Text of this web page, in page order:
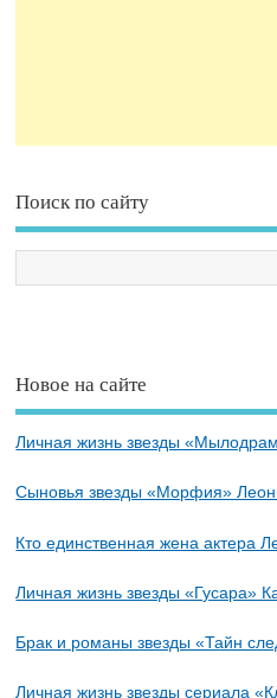
Поиск по сайту
Новое на сайте
Личная жизнь звезды
Сыновья звезды «Морфия»
Кто единственная жена актера
Личная жизнь звезды «Гусара»
Брак и романы звезды «Тайн
Личная жизнь звезды сериала